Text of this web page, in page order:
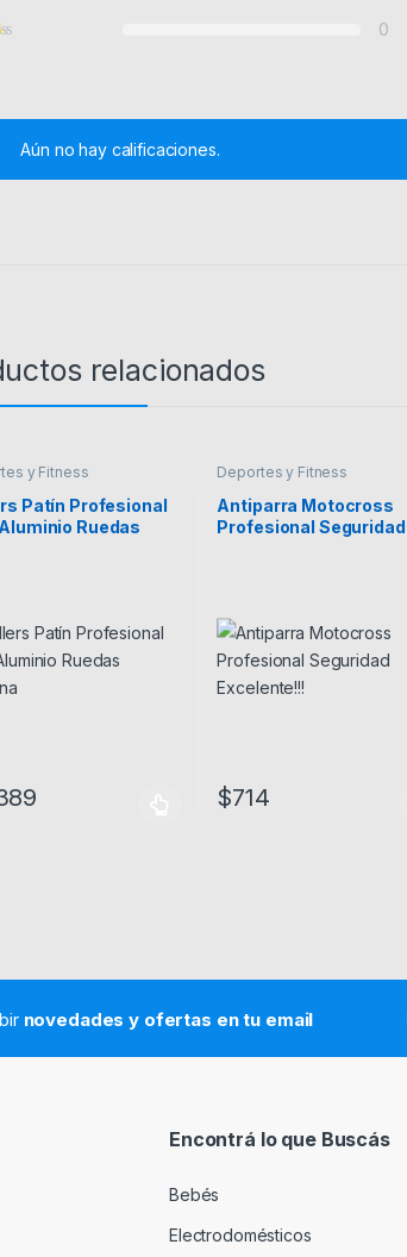
0
Aún no hay calificaciones.
relacionados
y Fitness
Patín Profesional
Ruedas
Deportes y Fitness
Antiparra Motocross
Profesional Seguridad
$714
novedades y ofertas en tu email
Encontrá lo que Buscás
Bebés
Electrodomésticos